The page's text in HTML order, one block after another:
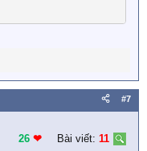
#7
26 ❤︎ Bài viết: 11